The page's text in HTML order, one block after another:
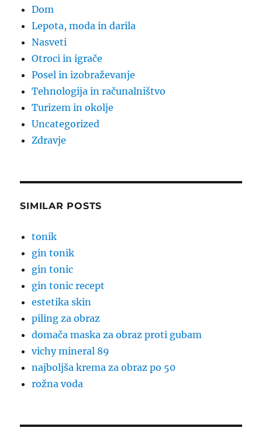
Dom
Lepota, moda in darila
Nasveti
Otroci in igrače
Posel in izobraževanje
Tehnologija in računalništvo
Turizem in okolje
Uncategorized
Zdravje
SIMILAR POSTS
tonik
gin tonik
gin tonic
gin tonic recept
estetika skin
piling za obraz
domača maska za obraz proti gubam
vichy mineral 89
najboljša krema za obraz po 50
rožna voda